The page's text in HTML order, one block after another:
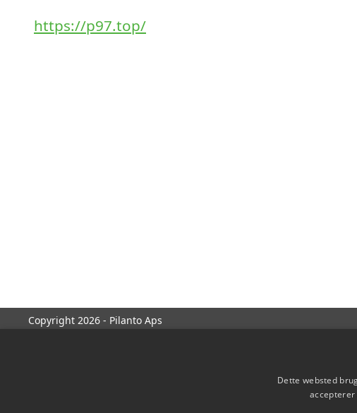
https://p97.top/
Copyright 2026 - Pilanto Aps
Dette websted
accepterer